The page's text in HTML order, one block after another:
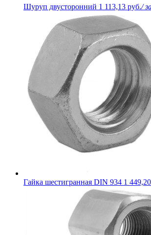
Шуруп двусторонний 1 113,13 руб./
Гайка шестигранная DIN 934 1